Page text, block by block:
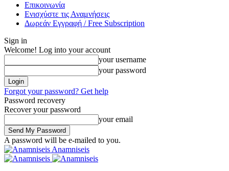
Επικοινωνία
Ενισχύστε τις Αναμνήσεις
Δωρεάν Εγγραφή / Free Subscription
Sign in
Welcome! Log into your account
your username
your password
Forgot your password? Get help
Password recovery
Recover your password
your email
A password will be e-mailed to you.
Anamniseis